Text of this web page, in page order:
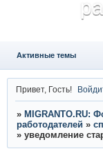
Активные темы
Привет, Гость!
» MIGRANTO.RU:
работодателей »
» уведомление